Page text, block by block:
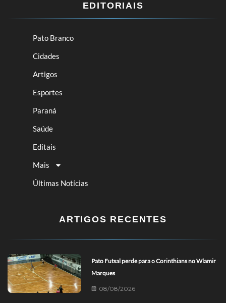
EDITORIAIS
Pato Branco
Cidades
Artigos
Esportes
Paraná
Saúde
Editais
Mais
Últimas Notícias
ARTIGOS RECENTES
Pato Futsal perde para o Corinthians no Wlamir
Marques
08/08/2026